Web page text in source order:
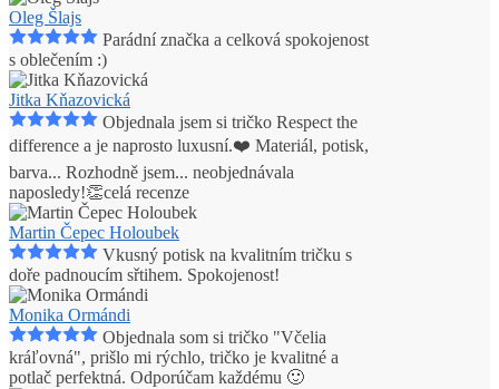
Oleg Šlajs
Parádní značka a celková spokojenost
s oblečením :)
Jitka Kňazovická
Objednala jsem si tričko Respect the
difference a je naprosto luxusní.❤️ Materiál, potisk,
barva... Rozhodně jsem... neobjednávala
naposledy!👏celá recenze
Martin Čepec Holoubek
Vkusný potisk na kvalitním tričku s
doře padnoucím sřtihem. Spokojenost!
Monika Ormándi
Objednala som si tričko "Včelia
kráľovná", prišlo mi rýchlo, tričko je kvalitné a
potlač perfektná. Odporúčam každému 🙂